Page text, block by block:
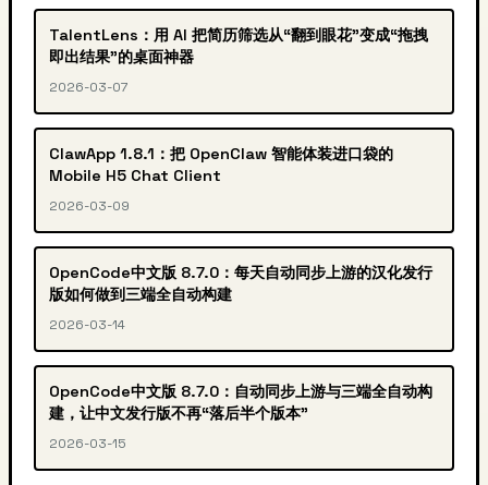
TalentLens：用 AI 把简历筛选从“翻到眼花”变成“拖拽
即出结果”的桌面神器
2026-03-07
ClawApp 1.8.1：把 OpenClaw 智能体装进口袋的
Mobile H5 Chat Client
2026-03-09
OpenCode中文版 8.7.0：每天自动同步上游的汉化发行
版如何做到三端全自动构建
2026-03-14
OpenCode中文版 8.7.0：自动同步上游与三端全自动构
建，让中文发行版不再“落后半个版本”
2026-03-15